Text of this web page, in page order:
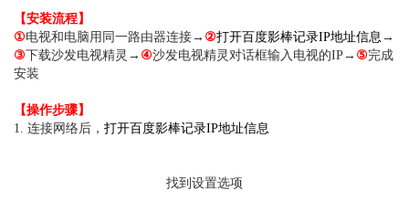
【安装流程】
①电视和电脑用同一路由器连接→ ②打开百度影棒记录IP地址信息 →
③下载沙发电视精灵 → ④沙发电视精灵对话框输入电视的IP→ ⑤完成
安装
【操作步骤】
1. 连接网络后， 打开百度影棒记录IP地址信息
找到设置选项